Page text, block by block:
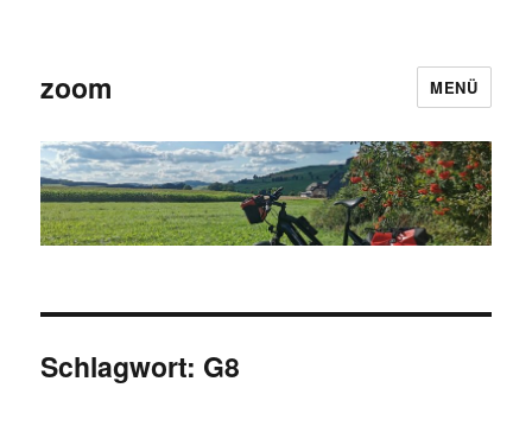
zoom MENÜ
Schlagwort: G8